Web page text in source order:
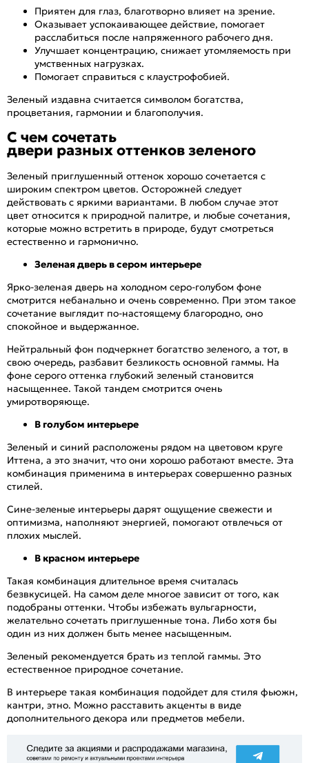
Приятен для глаз, благотворно влияет на зрение.
Оказывает успокаивающее действие, помогает
расслабиться после напряженного рабочего дня.
Улучшает концентрацию, снижает утомляемость при
умственных нагрузках.
Помогает справиться с клаустрофобией.
Зеленый издавна считается символом богатства,
процветания, гармонии и благополучия.
С чем сочетать
двери разных оттенков зеленого
Зеленый приглушенный оттенок хорошо сочетается с
широким спектром цветов. Осторожней следует
действовать с яркими вариантами. В любом случае этот
цвет относится к природной палитре, и любые сочетания,
которые можно встретить в природе, будут смотреться
естественно и гармонично.
Зеленая дверь в сером интерьере
Ярко-зеленая дверь на холодном серо-голубом фоне
смотрится небанально и очень современно. При этом такое
сочетание выглядит по-настоящему благородно, оно
спокойное и выдержанное.
Нейтральный фон подчеркнет богатство зеленого, а тот, в
свою очередь, разбавит безликость основной гаммы. На
фоне серого оттенка глубокий зеленый становится
насыщеннее. Такой тандем смотрится очень
умиротворяюще.
В голубом интерьере
Зеленый и синий расположены рядом на цветовом круге
Иттена, а это значит, что они хорошо работают вместе. Эта
комбинация применима в интерьерах совершенно разных
стилей.
Сине-зеленые интерьеры дарят ощущение свежести и
оптимизма, наполняют энергией, помогают отвлечься от
плохих мыслей.
В красном интерьере
Такая комбинация длительное время считалась
безвкусицей. На самом деле многое зависит от того, как
подобраны оттенки. Чтобы избежать вульгарности,
желательно сочетать приглушенные тона. Либо хотя бы
один из них должен быть менее насыщенным.
Зеленый рекомендуется брать из теплой гаммы. Это
естественное природное сочетание.
В интерьере такая комбинация подойдет для стиля фьюжн,
кантри, этно. Можно расставить акценты в виде
дополнительного декора или предметов мебели.